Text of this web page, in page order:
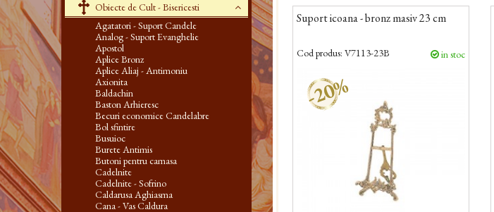
Obiecte de Cult - Bisericesti
Agatatori - Suport Candele
Analog - Suport Evanghelie
Apostol
Aplice Bronz
Aplice Aliaj - Antimoniu
Axionita
Baldachin
Baston Arhieresc
Becuri economice Candelabre
Bol sfintire
Busuioc
Burete Antimis
Butoni pentru camasa
Cadelnite
Cadelnite - Sofrino
Caldarusa Aghiasma
Cana - Vas Caldura
Suport icoana - bronz masiv 23 cm
Cod produs: V7113-23B in stoc
-20%